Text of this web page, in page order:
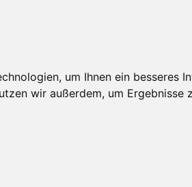
um Ihnen ein besseres
wir außerdem, um